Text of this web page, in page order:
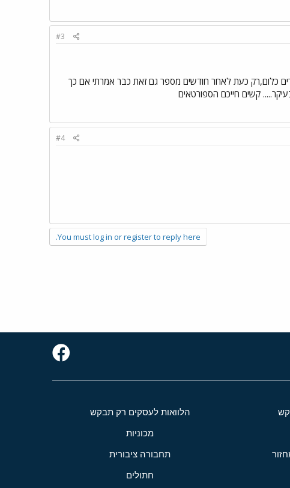
#3
כלום,רק כעת לאחר חודשים מספר גם זאת כבר אמרתי אם כך
קשים חייכם הספורטאים
#4
You must log in or register to reply here.
הלוואות לעסקים רק תבקש
מכוניות
תחבורה ציבורית
חתולים